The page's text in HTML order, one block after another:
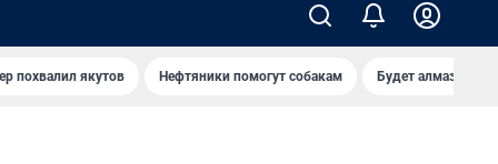
похвалил якутов Нефтяники помогут собакам Будет алмазный